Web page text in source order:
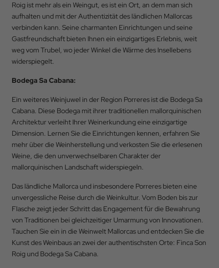
Roig ist mehr als ein Weingut, es ist ein Ort, an dem man sich
aufhalten und mit der Authentizität des ländlichen Mallorcas
verbinden kann. Seine charmanten Einrichtungen und seine
Gastfreundschaft bieten Ihnen ein einzigartiges Erlebnis, weit
weg vom Trubel, wo jeder Winkel die Wärme des Insellebens
widerspiegelt.
Bodega Sa Cabana:
Ein weiteres Weinjuwel in der Region Porreres ist die Bodega Sa
Cabana. Diese Bodega mit ihrer traditionellen mallorquinischen
Architektur verleiht Ihrer Weinerkundung eine einzigartige
Dimension. Lernen Sie die Einrichtungen kennen, erfahren Sie
mehr über die Weinherstellung und verkosten Sie die erlesenen
Weine, die den unverwechselbaren Charakter der
mallorquinischen Landschaft widerspiegeln.
Das ländliche Mallorca und insbesondere Porreres bieten eine
unvergessliche Reise durch die Weinkultur. Vom Boden bis zur
Flasche zeigt jeder Schritt das Engagement für die Bewahrung
von Traditionen bei gleichzeitiger Umarmung von Innovationen.
Tauchen Sie ein in die Weinwelt Mallorcas und entdecken Sie die
Kunst des Weinbaus an zwei der authentischsten Orte: Finca Son
Roig und Bodega Sa Cabana.